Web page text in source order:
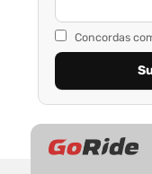
Concordas